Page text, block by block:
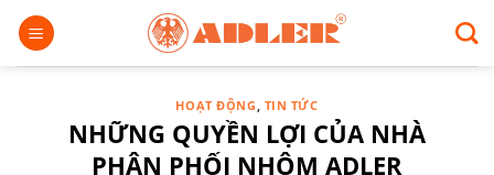
Chuyển
đến
nội
HOẠT ĐỘNG, TIN TỨC
NHỮNG QUYỀN LỢI CỦA NHÀ
PHÂN PHỐI NHÔM ADLER